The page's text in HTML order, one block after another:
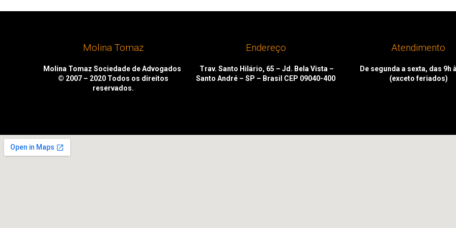
Molina Tomaz
Molina Tomaz Sociedade de Advogados
© 2007 – 2020 Todos os direitos
reservados.
Endereço
Trav. Santo Hilário, 65 – Jd. Bela Vista –
Santo André – SP – Brasil CEP 09040-400
Atendimento
De segunda a sexta, das 9h
(exceto feriados)